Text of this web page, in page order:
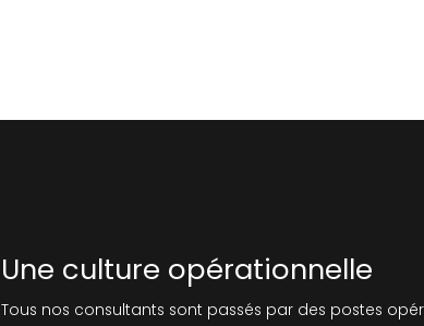
Une culture opérationnelle
Tous nos consultants sont passés par des postes